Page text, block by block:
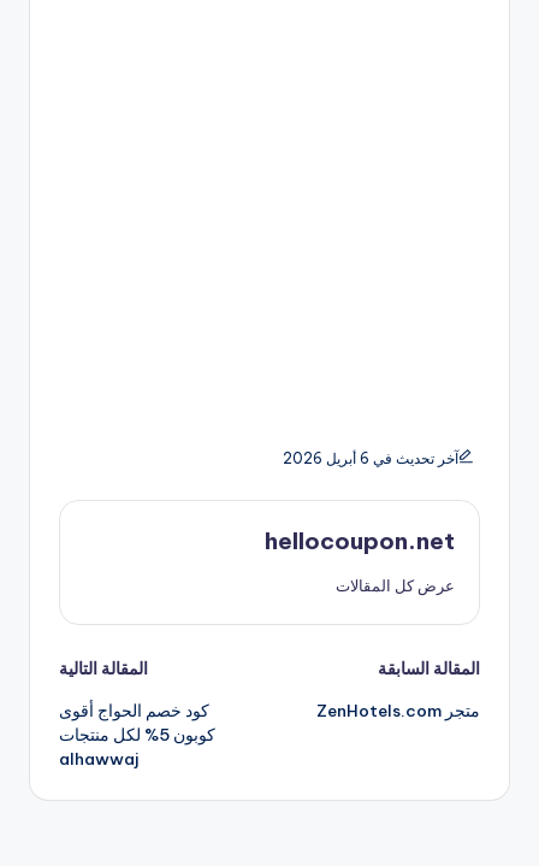
آخر تحديث في 6 أبريل 2026
hellocoupon.net
عرض كل المقالات
تصفّح
المقالات
المقالة السابقة
متجر ZenHotels.com
المقالة التالية
كود خصم الحواج أقوى
كوبون 5% لكل منتجات
alhawwaj